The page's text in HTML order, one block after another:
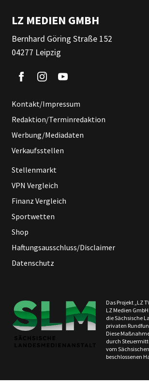
LZ MEDIEN GMBH
Bernhard Göring Straße 152
04277 Leipzig
Kontakt/Impressum
Redaktion/Terminredaktion
Werbung/Mediadaten
Verkaufsstellen
Stellenmarkt
VPN Vergleich
Finanz Vergleich
Sportwetten
Shop
Haftungsausschluss/Disclaimer
Datenschutz
Das Projekt „LZ
LZ Medien
die Sächsische
privaten
Diese
durch
vom
beschlossenen